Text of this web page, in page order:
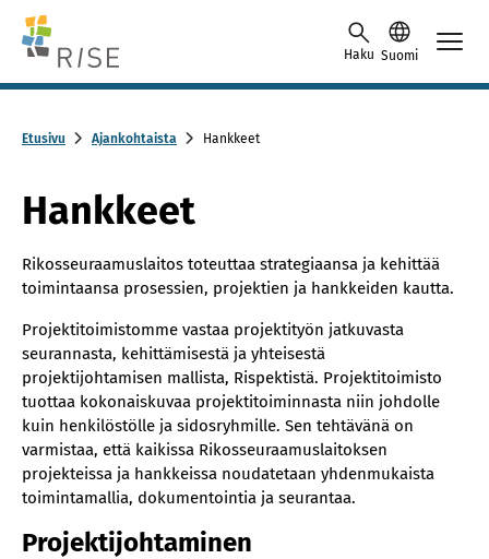
Skip to content -saavutettavuusohje
Haku Suomi
Etusivu Ajankohtaista Hankkeet
Hankkeet
Rikosseuraamuslaitos toteuttaa strategiaansa ja kehittää
toimintaansa prosessien, projektien ja hankkeiden kautta.
Projektitoimistomme vastaa projektityön jatkuvasta
seurannasta, kehittämisestä ja yhteisestä
projektijohtamisen mallista, Rispektistä. Projektitoimisto
tuottaa kokonaiskuvaa projektitoiminnasta niin johdolle
kuin henkilöstölle ja sidosryhmille. Sen tehtävänä on
varmistaa, että kaikissa Rikosseuraamuslaitoksen
projekteissa ja hankkeissa noudatetaan yhdenmukaista
toimintamallia, dokumentointia ja seurantaa.
Projektijohtaminen